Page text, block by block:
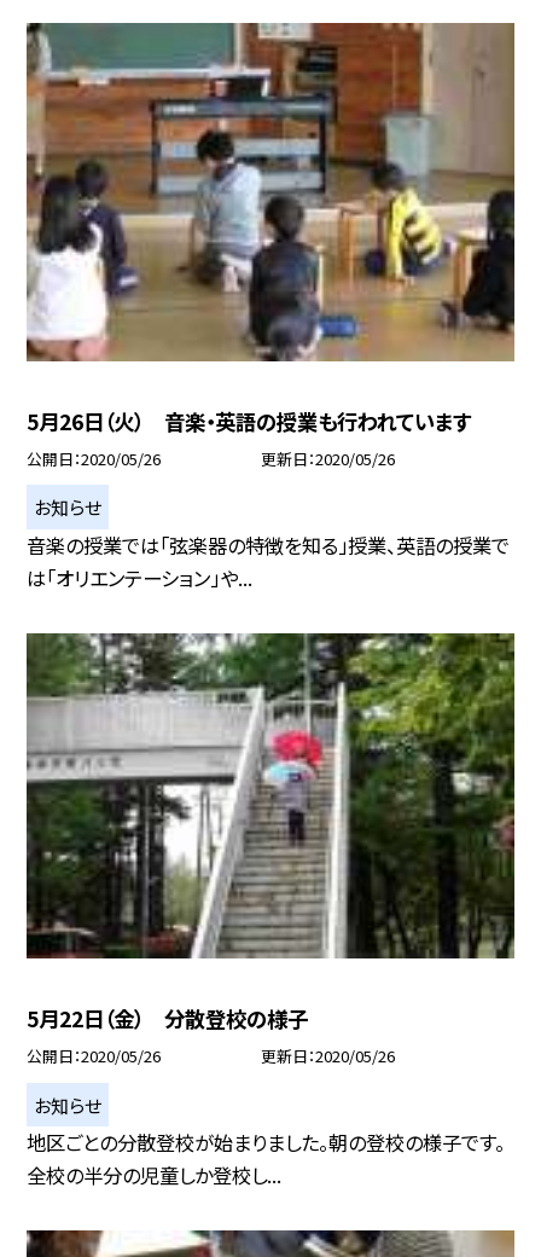
5月26日（火） 音楽・英語の授業も行われています
公開日 2020/05/26 更新日 2020/05/26
お知らせ
音楽の授業では「弦楽器の特徴を知る」授業、英語の授業で
は「オリエンテーション」や...
5月22日（金） 分散登校の様子
公開日 2020/05/26 更新日 2020/05/26
お知らせ
地区ごとの分散登校が始まりました。朝の登校の様子です。
全校の半分の児童しか登校し...